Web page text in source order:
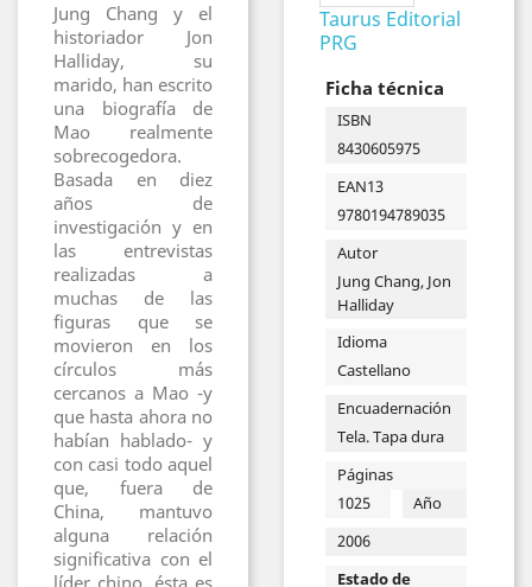
Jung Chang y el
historiador Jon
Halliday, su
marido, han escrito
una biografía de
Mao realmente
sobrecogedora.
Basada en diez
años de
investigación y en
las entrevistas
realizadas a
muchas de las
figuras que se
movieron en los
círculos más
cercanos a Mao -y
que hasta ahora no
habían hablado- y
con casi todo aquel
que, fuera de
China, mantuvo
alguna relación
significativa con el
líder chino, ésta es
Taurus Editorial
PRG
Ficha técnica
ISBN
8430605975
EAN13
9780194789035
Autor
Jung Chang, Jon
Halliday
Idioma
Castellano
Encuadernación
Tela. Tapa dura
Páginas
1025
Año
2006
Estado de